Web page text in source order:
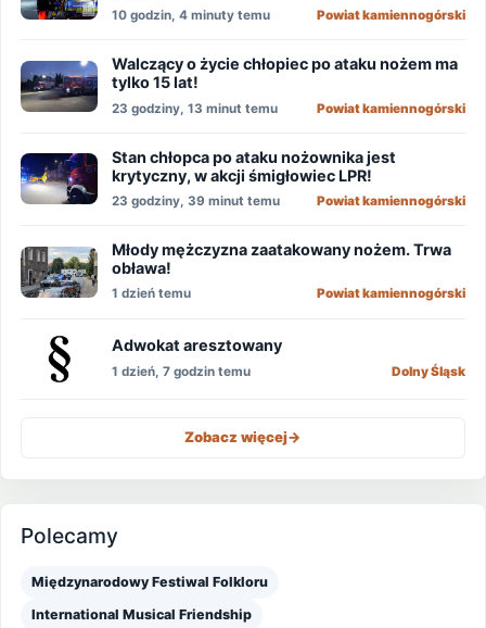
10 godzin, 4 minuty temu Powiat kamiennogórski
Walczący o życie chłopiec po ataku nożem ma
tylko 15 lat!
23 godziny, 13 minut temu Powiat kamiennogórski
Stan chłopca po ataku nożownika jest
krytyczny, w akcji śmigłowiec LPR!
23 godziny, 39 minut temu Powiat kamiennogórski
Młody mężczyzna zaatakowany nożem. Trwa
obława!
1 dzień temu Powiat kamiennogórski
Adwokat aresztowany
1 dzień, 7 godzin temu Dolny Śląsk
Zobacz więcej->
Polecamy
Międzynarodowy Festiwal Folkloru
International Musical Friendship